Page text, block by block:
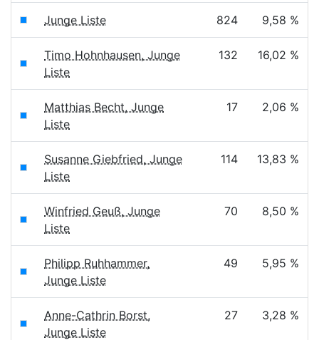
Junge Liste 824 9,58 %
Timo Hohnhausen, Junge
Liste
132 16,02 %
Matthias Becht, Junge
Liste
17 2,06 %
Susanne Giebfried, Junge
Liste
114 13,83 %
Winfried Geuß, Junge
Liste
70 8,50 %
Philipp Ruhhammer,
Junge Liste
49 5,95 %
Anne-Cathrin Borst,
Junge Liste
27 3,28 %